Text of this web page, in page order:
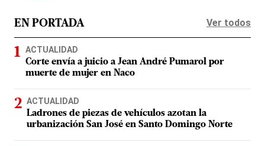
EN PORTADA Ver todos
ACTUALIDAD
Corte envía a juicio a Jean André Pumarol por
muerte de mujer en Naco
ACTUALIDAD
Ladrones de piezas de vehículos azotan la
urbanización San José en Santo Domingo Norte